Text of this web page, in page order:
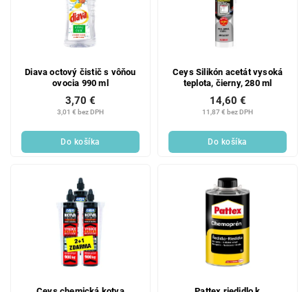
Diava octový čistič s vôňou
ovocia 990 ml
3,01 € bez DPH
3,70 €
Do košíka
Ceys Silikón acetát vysoká
teplota, čierny, 280 ml
11,87 € bez DPH
14,60 €
Do košíka